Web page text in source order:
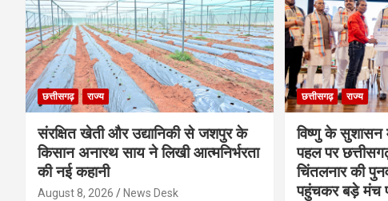
छत्तीसगढ़ राज्य
संरक्षित खेती और उद्यानिकी से जशपुर के
किसान अनारथ साय ने लिखी आत्मनिर्भरता
की नई कहानी
August 8, 2026 News Desk
छत्तीसगढ़ राज्य
विष्णु के सुशासन में
पहल पर
चिंतलनार की
पहुंचकर बड़े मंच